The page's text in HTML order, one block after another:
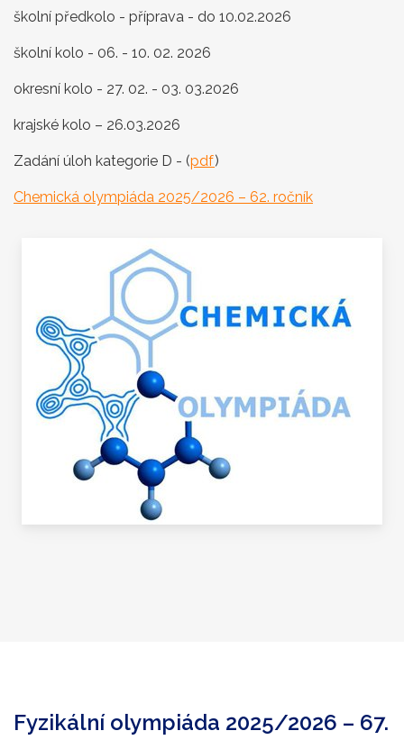
školní předkolo - příprava - do 10.02.2026
školní kolo - 06. - 10. 02. 2026
okresní kolo - 27. 02. - 03. 03.2026
krajské kolo – 26.03.2026
Zadání úloh kategorie D - (pdf)
Chemická olympiáda 2025/2026 – 62. ročník
Fyzikální olympiáda 2025/2026 – 67.